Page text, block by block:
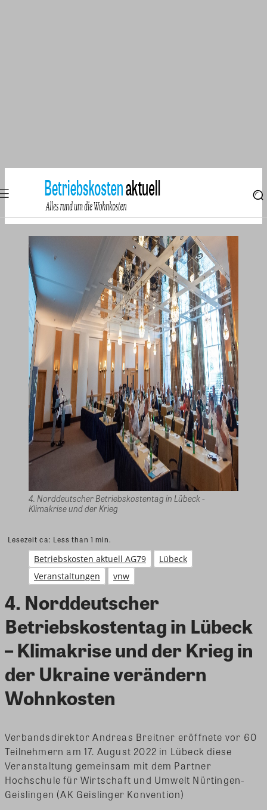
4. Norddeutscher Betriebskostentag in Lübeck -
Klimakrise und der Krieg
Lesezeit ca: Less than 1 min.
Betriebskosten aktuell AG79
Lübeck
Veranstaltungen
vnw
4. Norddeutscher
Betriebskostentag in Lübeck
– Klimakrise und der Krieg in
der Ukraine verändern
Wohnkosten
Verbandsdirektor Andreas Breitner eröffnete vor 60
Teilnehmern am 17. August 2022 in Lübeck diese
Veranstaltung gemeinsam mit dem Partner
Hochschule für Wirtschaft und Umwelt Nürtingen-
Geislingen (AK Geislinger Konvention)